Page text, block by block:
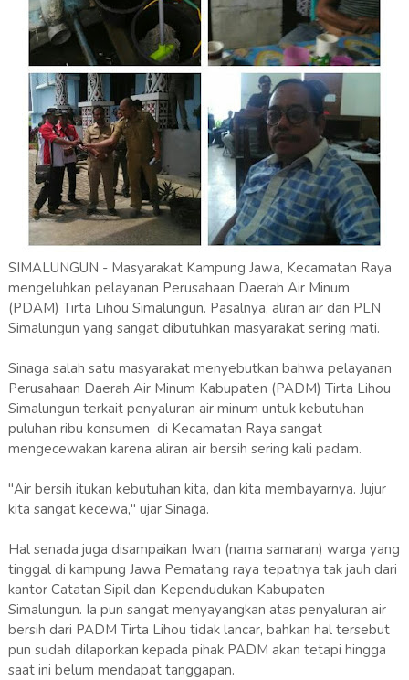
SIMALUNGUN - Masyarakat Kampung Jawa, Kecamatan Raya
mengeluhkan pelayanan Perusahaan Daerah Air Minum
(PDAM) Tirta Lihou Simalungun. Pasalnya, aliran air dan PLN
Simalungun yang sangat dibutuhkan masyarakat sering mati.
Sinaga salah satu masyarakat menyebutkan bahwa pelayanan
Perusahaan Daerah Air Minum Kabupaten (PADM) Tirta Lihou
Simalungun terkait penyaluran air minum untuk kebutuhan
puluhan ribu konsumen di Kecamatan Raya sangat
mengecewakan karena aliran air bersih sering kali padam.
"Air bersih itukan kebutuhan kita, dan kita membayarnya. Jujur
kita sangat kecewa," ujar Sinaga.
Hal senada juga disampaikan Iwan (nama samaran) warga yang
tinggal di kampung Jawa Pematang raya tepatnya tak jauh dari
kantor Catatan Sipil dan Kependudukan Kabupaten
Simalungun. Ia pun sangat menyayangkan atas penyaluran air
bersih dari PADM Tirta Lihou tidak lancar, bahkan hal tersebut
pun sudah dilaporkan kepada pihak PADM akan tetapi hingga
saat ini belum mendapat tanggapan.